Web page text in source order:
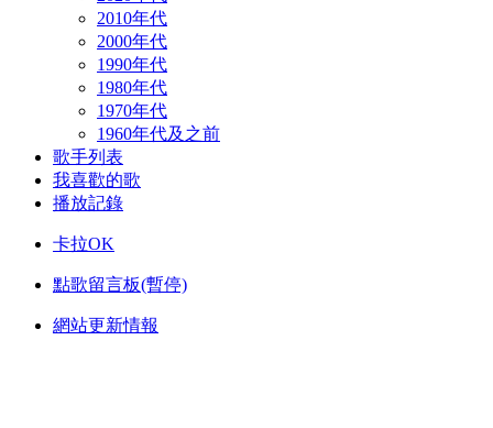
2010年代
2000年代
1990年代
1980年代
1970年代
1960年代及之前
歌手列表
我喜歡的歌
播放記錄
卡拉OK
點歌留言板(暫停)
網站更新情報